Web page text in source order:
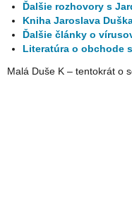
Ďalšie rozhovory s
Kniha Jaroslava
Ďalšie články o
Literatúra o obchode
Malá Duše K – tentokrát o